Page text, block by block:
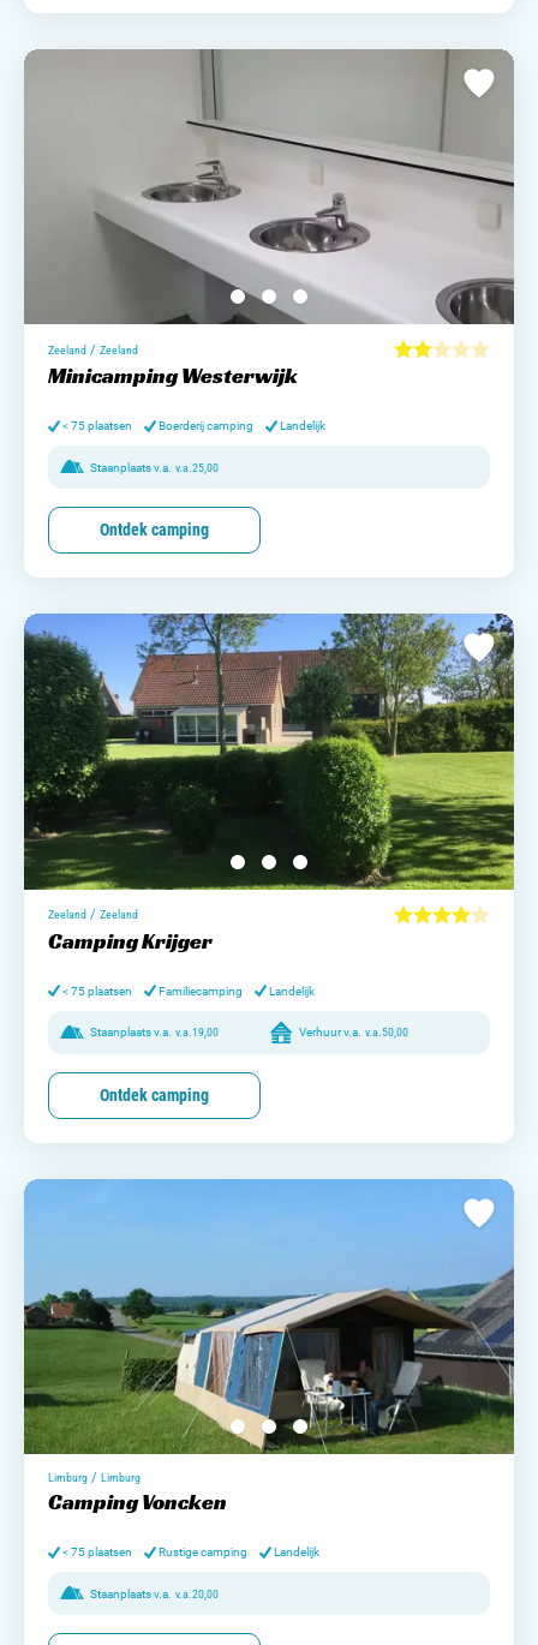
Zeeland / Zeeland
Minicamping Westerwijk
< 75 plaatsen Boerderij camping Landelijk
Staanplaats v.a. v.a. 25,00
Ontdek camping
Zeeland / Zeeland
Camping Krijger
< 75 plaatsen Familiecamping Landelijk
Staanplaats v.a. v.a.19,00 Verhuur v.a. v.a.50,00
Ontdek camping
Limburg / Limburg
Camping Voncken
< 75 plaatsen Rustige camping Landelijk
Staanplaats v.a. v.a. 20,00